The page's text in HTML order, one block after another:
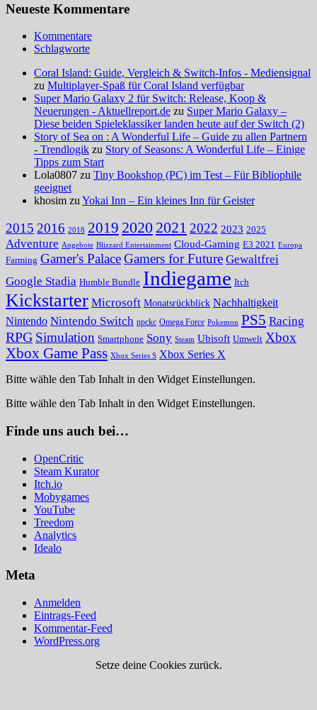
Neueste Kommentare
Kommentare
Schlagworte
Coral Island: Guide, Vergleich & Switch-Infos - Mediensignal
zu Multiplayer-Spaß für Coral Island verfügbar
Super Mario Galaxy 2 für Switch: Release, Koop &
Neuerungen - Aktuellreport.de zu Super Mario Galaxy –
Diese beiden Spieleklassiker landen heute auf der Switch (2)
Story of Sea on : A Wonderful Life – Guide zu allen Partnern
- Trendlogik zu Story of Seasons: A Wonderful Life – Einige
Tipps zum Start
Lola0807 zu Tiny Bookshop (PC) im Test – Für Bibliophile
geeignet
khosim zu Yokai Inn – Ein kleines Inn für Geister
2015 2016 2018 2019 2020 2021 2022 2023 2025
Adventure Angebote Blizzard Entertainment Cloud-Gaming E3 2021 Europa
Farming Gamer's PalaceGamers for Future Gewaltfrei
Google Stadia Humble Bundle Indiegame Itch
Kickstarter Microsoft Monatsrückblick Nachhaltigkeit
Nintendo Nintendo Switch npckc Omega Force Pokemon PS5 Racing
RPG Simulation Smartphone Sony Steam Ubisoft Umwelt Xbox
Xbox Game Pass Xbox Series S Xbox Series X
Bitte wähle den Tab Inhalt in den Widget Einstellungen.
Bitte wähle den Tab Inhalt in den Widget Einstellungen.
Finde uns auch bei…
OpenCritic
Steam Kurator
Itch.io
Mobygames
YouTube
Treedom
Analytics
Idealo
Meta
Anmelden
Eintrags-Feed
Kommentar-Feed
WordPress.org
Setze deine Cookies zurück.